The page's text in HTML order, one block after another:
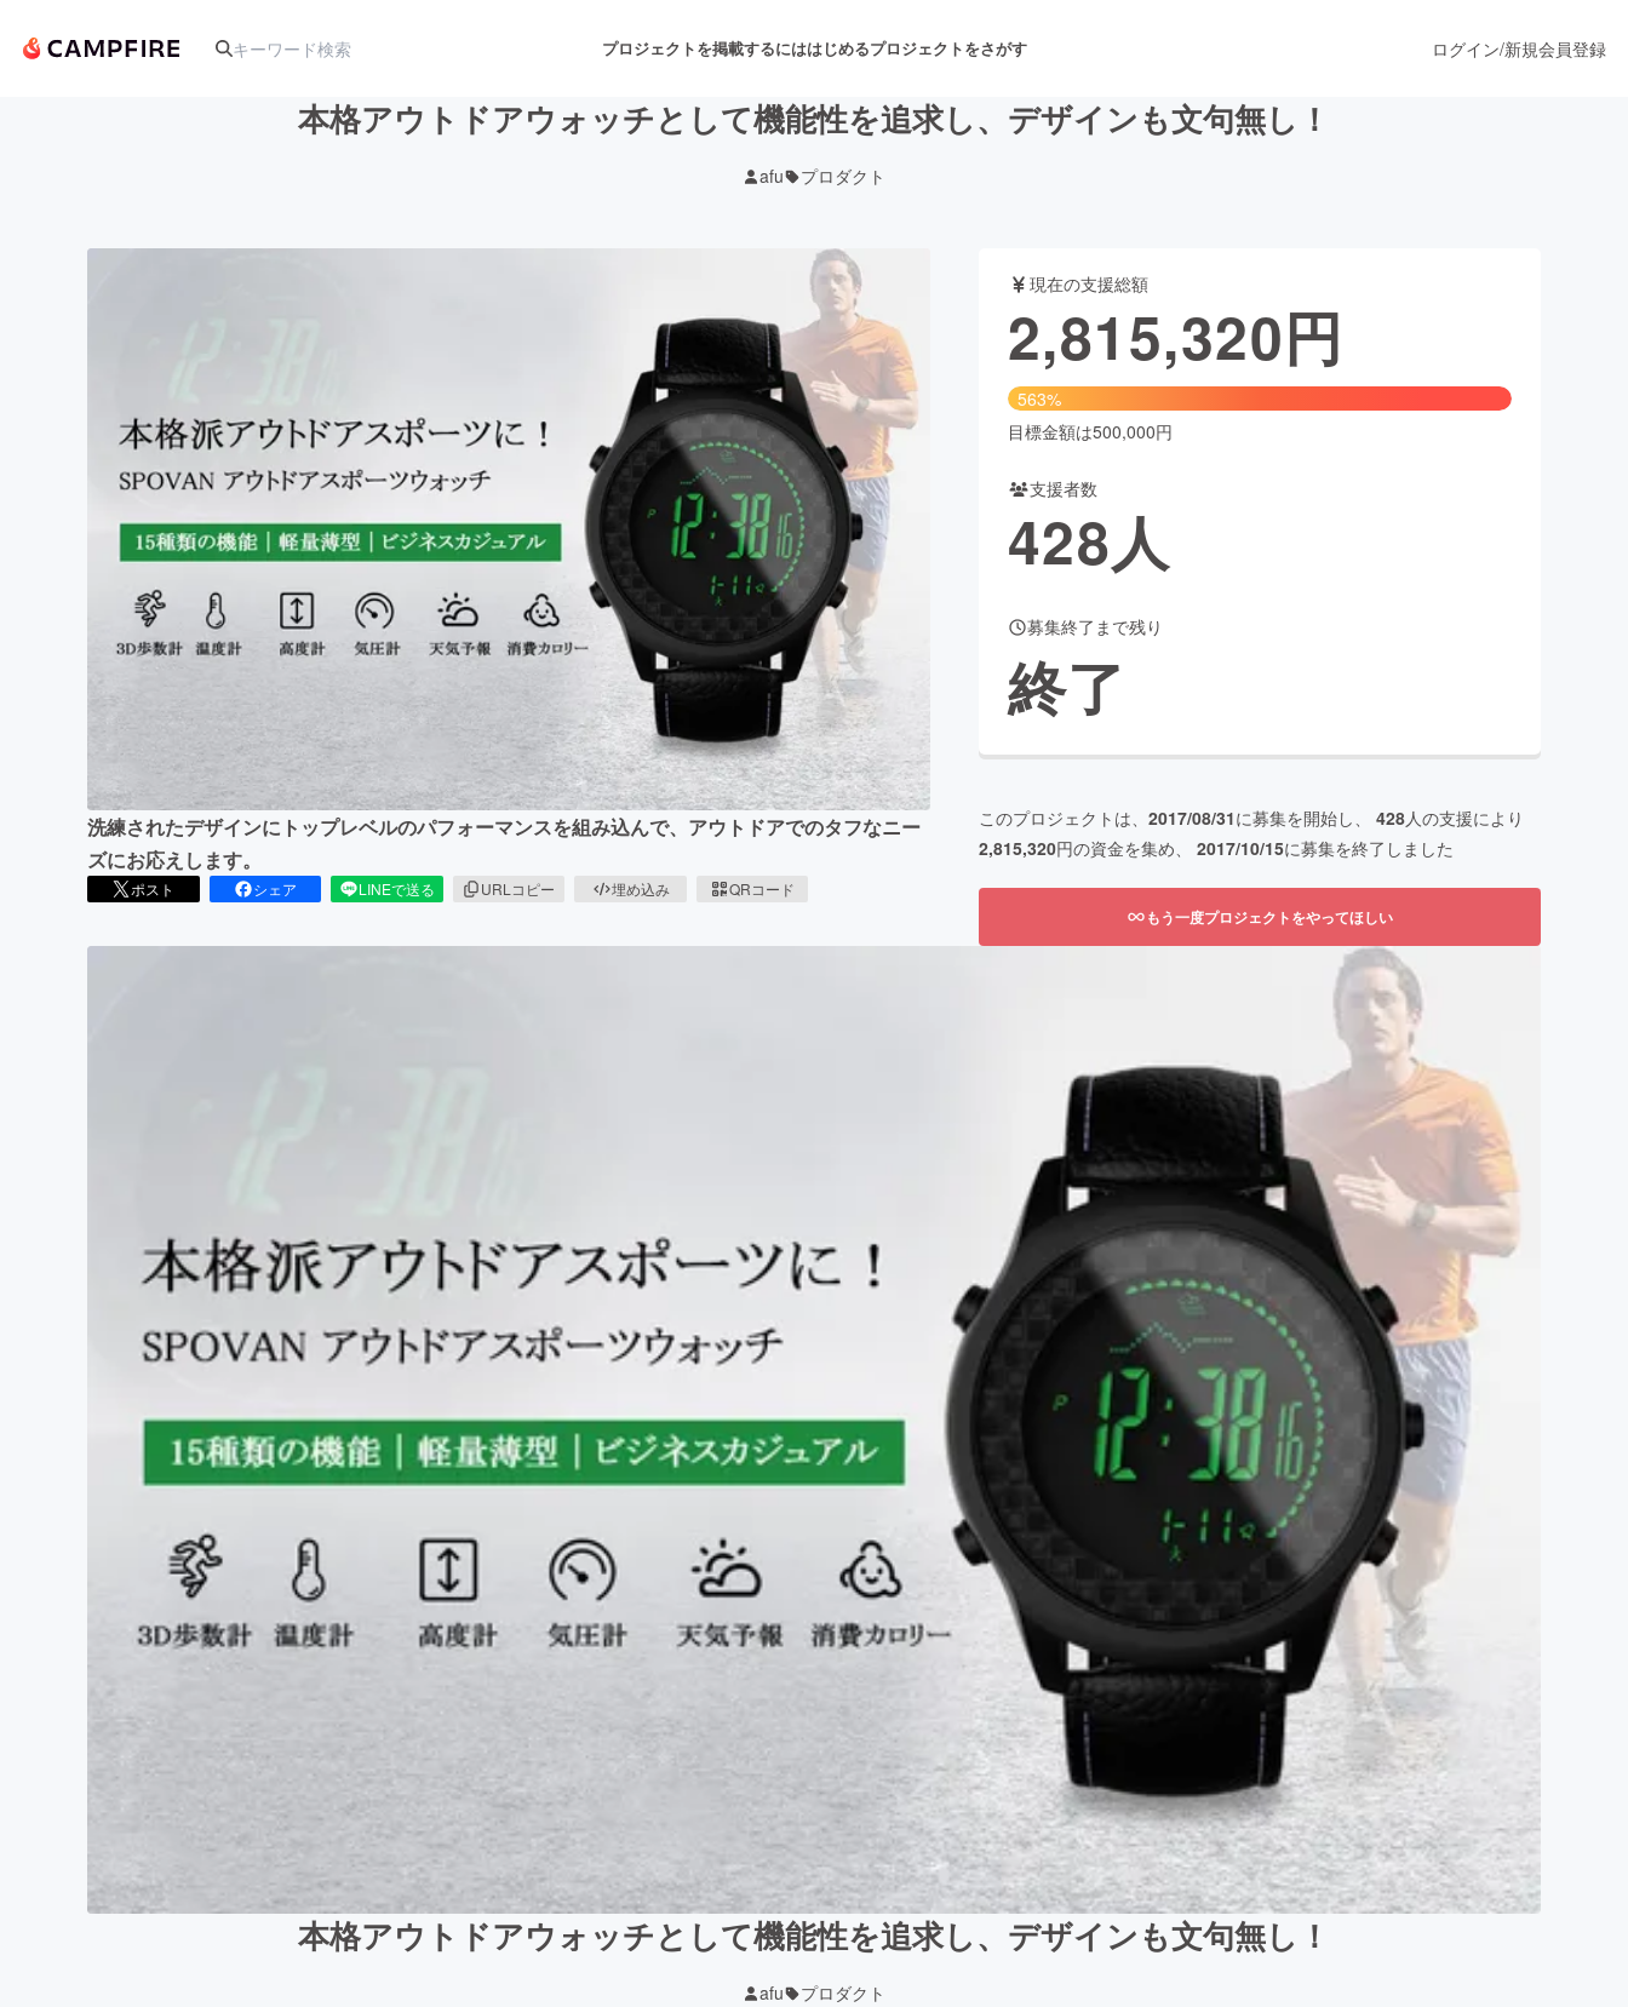
プロジェクトを掲載するにははじめるプロジェクトをさがす
舞台・パフォーマンス
ゲーム・サービス開発 フード・飲食店 ファッション
映像・映画 書籍・雑誌出版 アニメ・漫画
ビジネス・起業 チャレンジ ビューティー・ヘルスケア
まちづくり・地域活性化
CAMPFIRE for Social GoodCAMPFIRE Creation
CAMPFIREふるさと納税 machi-ya
ログイン/新規会員登録
本格アウトドアウォッチとして機能性を追求し、デザインも文句無し！
afu プロダクト
洗練されたデザインにトップレベルのパフォーマンスを組み込んで、アウトドアでのタフなニー
ズにお応えします。
ポスト シェア LINEで送る URLコピー 埋め込み QRコード
現在の支援総額
2,815,320円
563%
目標金額は500,000円
支援者数
428人
募集終了まで残り
終了
このプロジェクトは、 2017/08/31に募集を開始し、 428人の支援により
2,815,320円の資金を集め、 2017/10/15に募集を終了しました
もう一度プロジェクトをやってほしい
本格アウトドアウォッチとして機能性を追求し、デザインも文句無し！
afu プロダクト